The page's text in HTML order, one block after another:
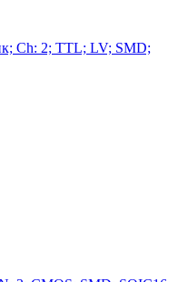
Ch: 2; TTL; LV; SMD;